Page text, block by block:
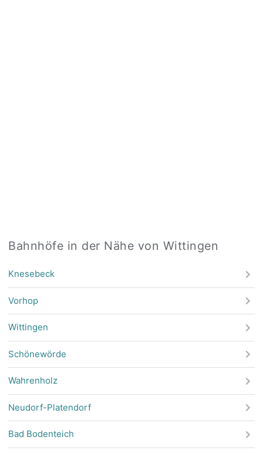
Bahnhöfe in der Nähe von Wittingen
Knesebeck
Vorhop
Wittingen
Schönewörde
Wahrenholz
Neudorf-Platendorf
Bad Bodenteich